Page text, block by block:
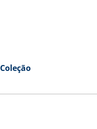
Coleção